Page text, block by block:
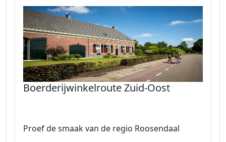
Boerderijwinkelroute Zuid-Oost
Proef de smaak van de regio Roosendaal